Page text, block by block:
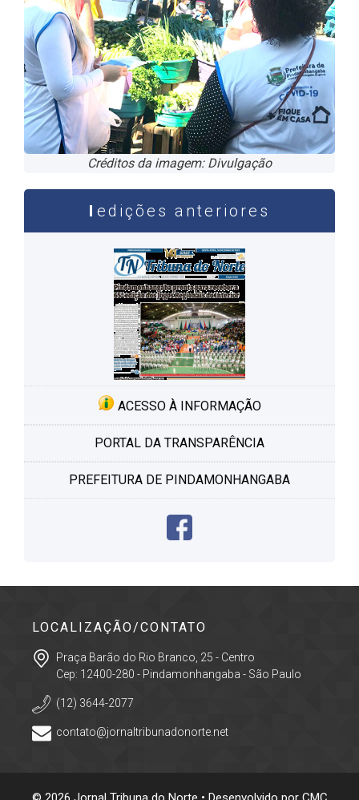
Créditos da imagem: Divulgação
edições anteriores
ACESSO À INFORMAÇÃO
PORTAL DA TRANSPARÊNCIA
PREFEITURA DE PINDAMONHANGABA
LOCALIZAÇÃO/CONTATO
Praça Barão do Rio Branco, 25 - Centro
Cep: 12400-280 - Pindamonhangaba - São Paulo
(12) 3644-2077
contato@jornaltribunadonorte.net